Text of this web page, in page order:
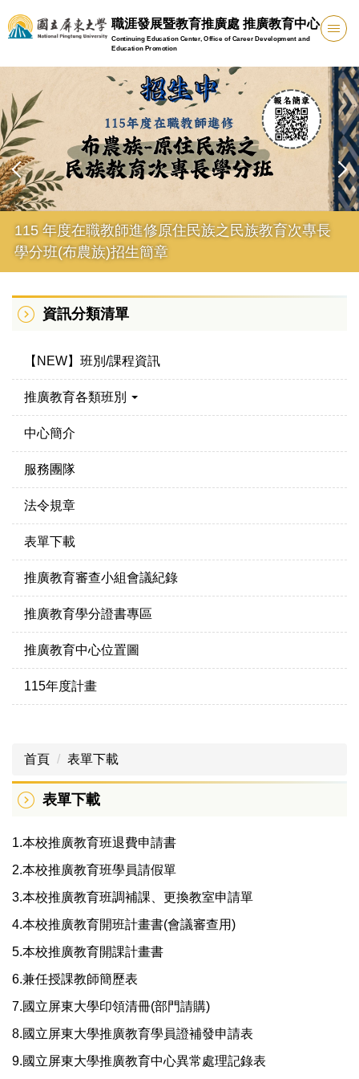
跳
到
要
容
區
職涯發展暨教育推廣處 推廣教育中心
Continuing Education Center, Office of Career Development and
Education Promotion
115 年度在職教師進修原住民族之民族教育次專長
學分班(布農族)招生簡章
資訊分類清單
【NEW】班別/課程資訊
推廣教育各類班別
中心簡介
服務團隊
法令規章
表單下載
推廣教育審查小組會議紀錄
推廣教育學分證書專區
推廣教育中心位置圖
115年度計畫
首頁 表單下載
表單下載
1.本校推廣教育班退費申請書
2.本校推廣教育班學員請假單
3.本校推廣教育班調補課、更換教室申請單
4.本校推廣教育開班計畫書(會議審查用)
5.本校推廣教育開課計畫書
6.兼任授課教師簡歷表
7.國立屏東大學印領清冊(部門請購)
8.國立屏東大學推廣教育學員證補發申請表
9.國立屏東大學推廣教育中心異常處理記錄表